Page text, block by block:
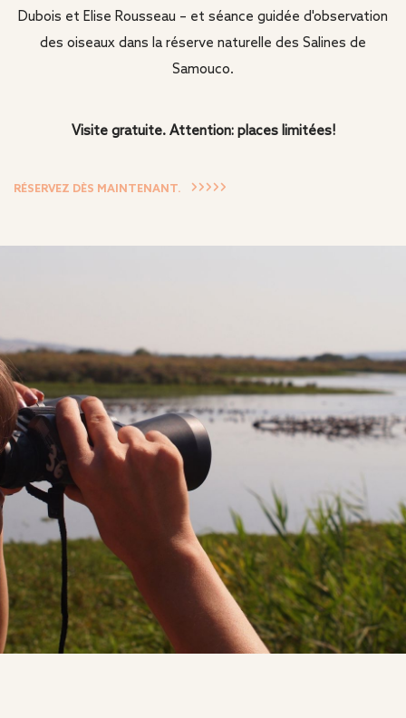
Dubois et Elise Rousseau – et séance guidée d'observation
des oiseaux dans la réserve naturelle des Salines de
Samouco.
Visite gratuite. Attention: places limitées!
RÉSERVEZ DÈS MAINTENANT.